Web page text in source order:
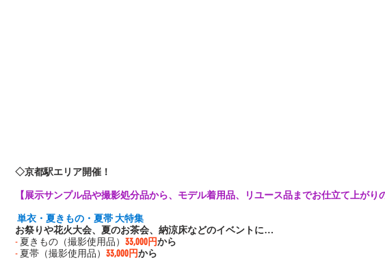
◇京都駅エリア開催！
【展示サンプル品や撮影処分品から、モデル着用品、リユース品までお仕立て上がり
単衣・夏きもの・夏帯 大特集
お祭りや花火大会、夏のお茶会、納涼床などのイベントに…
- 夏きもの（撮影使用品） 33,000円から
- 夏帯（撮影使用品） 33,000円から